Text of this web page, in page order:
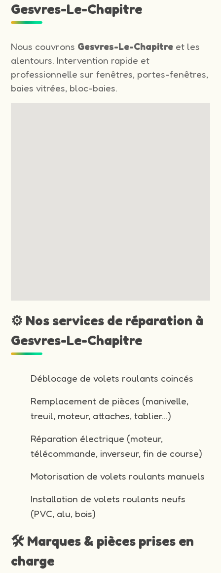
Gesvres-Le-Chapitre
Nous couvrons Gesvres-Le-Chapitre et les
alentours. Intervention rapide et
professionnelle sur fenêtres, portes-fenêtres,
baies vitrées, bloc-baies.
⚙️ Nos services de réparation à
Gesvres-Le-Chapitre
Déblocage de volets roulants coincés
Remplacement de pièces (manivelle,
treuil, moteur, attaches, tablier…)
Réparation électrique (moteur,
télécommande, inverseur, fin de course)
Motorisation de volets roulants manuels
Installation de volets roulants neufs
(PVC, alu, bois)
🛠️ Marques & pièces prises en
charge